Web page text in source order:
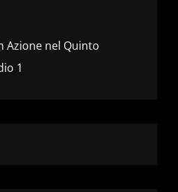
Azione nel Quinto
1